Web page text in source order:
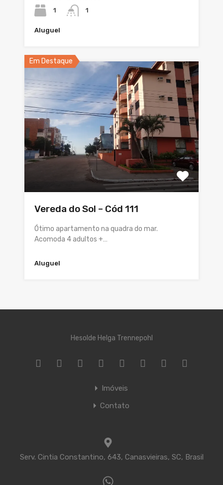
1
1
Aluguel
Em Destaque
Vereda do Sol – Cód 111
Ótimo apartamento na quadra do mar.
Acomoda 4 adultos +…
Aluguel
Hesolde Helga Trennepohl
Imóveis
Contato
Serv. Cintia Constantino, 643, Canasvieiras, SC, Brasil